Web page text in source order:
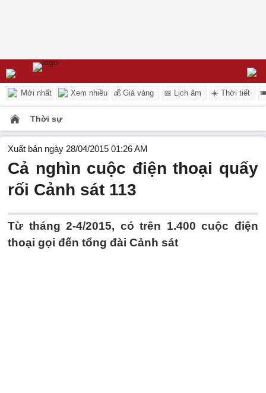
Mới nhất Xem nhiều 💰 Giá vàng 📅 Lịch âm ☀️ Thời tiết
Thời sự
Xuất bản ngày 28/04/2015 01:26 AM
Cả nghìn cuộc điện thoại quấy
rối Cảnh sát 113
Từ tháng 2-4/2015, có trên 1.400 cuộc điện
thoại gọi đến tổng đài Cảnh sát